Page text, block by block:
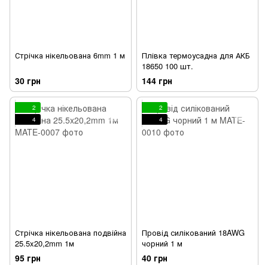
Стрічка нікельована 6mm 1 м
30 грн
Плівка термоусадна для АКБ
18650 100 шт.
144 грн
2
4
Стрічка нікельована подвійна
25.5x20,2mm 1м
95 грн
2
4
Провід силікований 18AWG
чорний 1 м
40 грн